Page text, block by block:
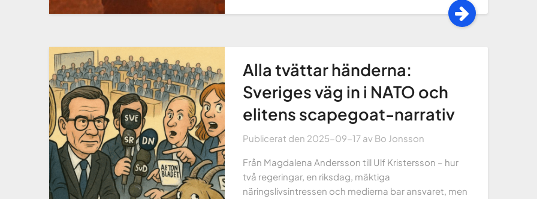
Alla tvättar händerna:
Sveriges väg in i NATO och
elitens scapegoat-narrativ
Publicerat den 2025-09-17av Bo Jonsson
Från Magdalena Andersson till Ulf Kristersson – hur
två regeringar, en riksdag, mäktiga
näringslivsintressen och medierna bar ansvaret, men